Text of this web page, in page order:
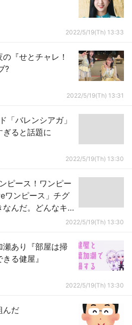
2022/5/19(Th) 13:33
『せとチャレ！
?
2022/5/19(Th) 13:31
「バレンシアガ」
ると話題に
2022/5/19(Th) 13:30
ピース！ワンピー
ワンピース」チグ
んだ。どんなキ
んどりゃ「ビ
んだ事ないん
だ」 ぺんどりゃ「……」 浅すぎだろ…
2022/5/19(Th) 13:30
あり『部屋は掃
る健屋』
2022/5/19(Th) 13:30
んだ